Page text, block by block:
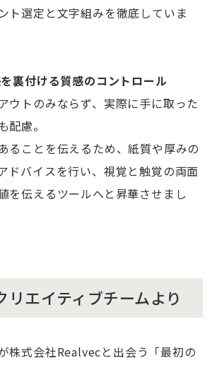
ト選定と文字組みを徹底していま
裏付ける質感のコントロール
ウトのみならず、実際に手に取った
配慮。
ることを伝えるため、紙質や厚みの
ドバイスを行い、視覚と触覚の両面
を伝えるツールへと昇華させまし
リエイティブチームより
株式会社Realvecと出会う「最初の